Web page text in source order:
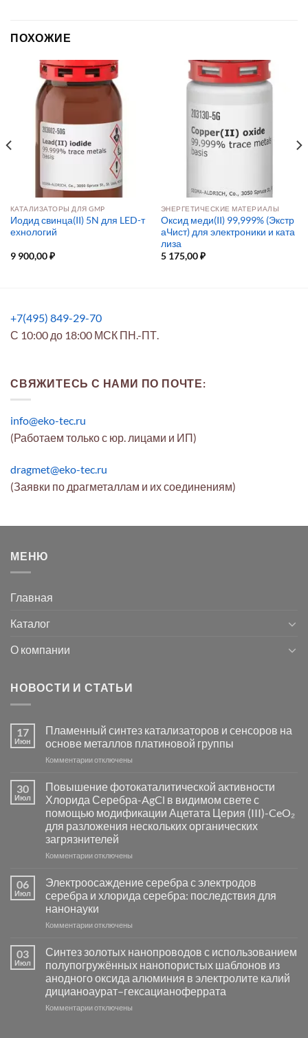
ПОХОЖИЕ
КАТАЛИЗАТОРЫ ДЛЯ GMP
Иодид свинца(II) 5N для LED-т
ехнологий
9 900,00₽
ЭНЕРГЕТИЧЕСКИЕ МАТЕРИАЛЫ
Оксид меди(II) 99,999% (Экстр
аЧист) для электроники и ката
лиза
5 175,00₽
+7(495) 849-29-70
С 10:00 до 18:00 МСК ПН.-ПТ.
СВЯЖИТЕСЬ С НАМИ ПО ПОЧТЕ:
info@eko-tec.ru
(Работаем только с юр. лицами и ИП)
dragmet@eko-tec.ru
(Заявки по драгметаллам и их соединениям)
МЕНЮ
Главная
Каталог
О компании
НОВОСТИ И СТАТЬИ
17
Июн
Пламенный синтез катализаторов и сенсоров на
основе металлов платиновой группы
Комментариик
Пламенный
синтез
катализаторов
и
сенсоров
на
основе
группы
отключены
30
Июл
Повышение фотокаталитической активности
Хлорида Серебра-AgCl в видимом свете с
помощью модификации Ацетата Церия (III)-CeO₂
для разложения нескольких органических
загрязнителей
Комментариик
фотокаталитической
активности
Хлорида
Серебра-
в
видимом
свете
с
помощью
модификации
отключены
06
Июл
Электроосаждение серебра с электродов
серебра и хлорида серебра: последствия для
нанонауки
Комментариик
серебра
с
электродов
серебра
и
отключены
03
Июл
Синтез золотых нанопроводов с использованием
полупогружённых нанопористых шаблонов из
анодного оксида алюминия в электролите калий
дицианоаурат–гексацианоферрата
Комментариикотключены